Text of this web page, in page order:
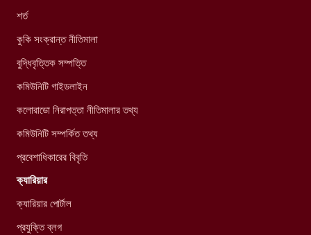
শর্ত
কুকি সংক্রান্ত নীতিমালা
বুদ্ধিবৃত্তিক সম্পত্তি
কমিউনিটি গাইডলাইন
কলোরাডো নিরাপত্তা নীতিমালার তথ্য
কমিউনিটি সম্পর্কিত তথ্য
প্রবেশাধিকারের বিবৃতি
ক্যারিয়ার
ক্যারিয়ার পোর্টাল
প্রযুক্তি ব্লগ